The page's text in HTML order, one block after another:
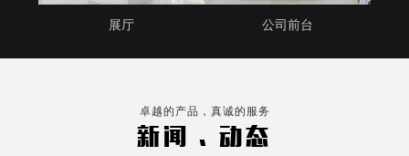
展厅 公司前台
卓越的产品，真诚的服务
新闻 . 动态